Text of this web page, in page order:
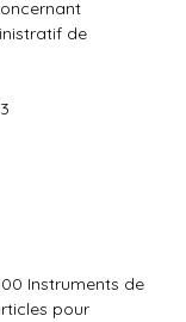
de
Instruments de
pour